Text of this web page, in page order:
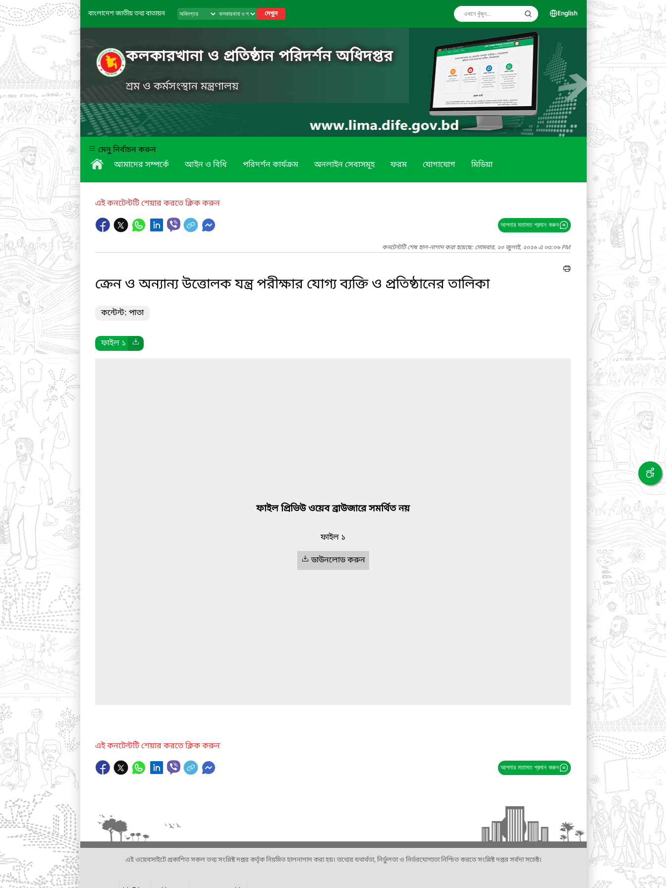
বাংলাদেশ জাতীয় তথ্য বাতায়ন দেখুন English
কলকারখানা ও প্রতিষ্ঠান পরিদর্শন অধিদপ্তর
শ্রম ও কর্মসংস্থান মন্ত্রণালয়
মেনু নির্বাচন করুন
আমাদের সম্পর্কে
আইন ও বিধি পরিদর্শন কার্যক্রম অনলাইন সেবাসমূহ ফরম যোগাযোগ মিডিয়া
এই কনটেন্টটি শেয়ার করতে ক্লিক করুন
আপনার মতামত প্রদান করুন
কনটেন্টটি শেষ হাল-নাগাদ করা হয়েছে: সোমবার, ২০ জুলাই, ২০২৬ এ ০৩:০৬ PM
ক্রেন ও অন্যান্য উত্তোলক যন্ত্র পরীক্ষার যোগ্য ব্যক্তি ও প্রতিষ্ঠানের তালিকা
কন্টেন্ট: পাতা
ফাইল ১
ফাইল প্রিভিউ ওয়েব ব্রাউজারে সমর্থিত নয়
ফাইল ১
ডাউনলোড করুন
এই কনটেন্টটি শেয়ার করতে ক্লিক করুন
আপনার মতামত প্রদান করুন
এই ওয়েবসাইটে প্রকাশিত সকল তথ্য সংশ্লিষ্ট দপ্তর কর্তৃক নিয়মিত হালনাগাদ করা হয়। তথ্যের যথার্থতা, নির্ভুলতা ও নির্ভরযোগ্যতা নিশ্চিত করতে সংশ্লিষ্ট দপ্তর সর্বদা সচেষ্ট।